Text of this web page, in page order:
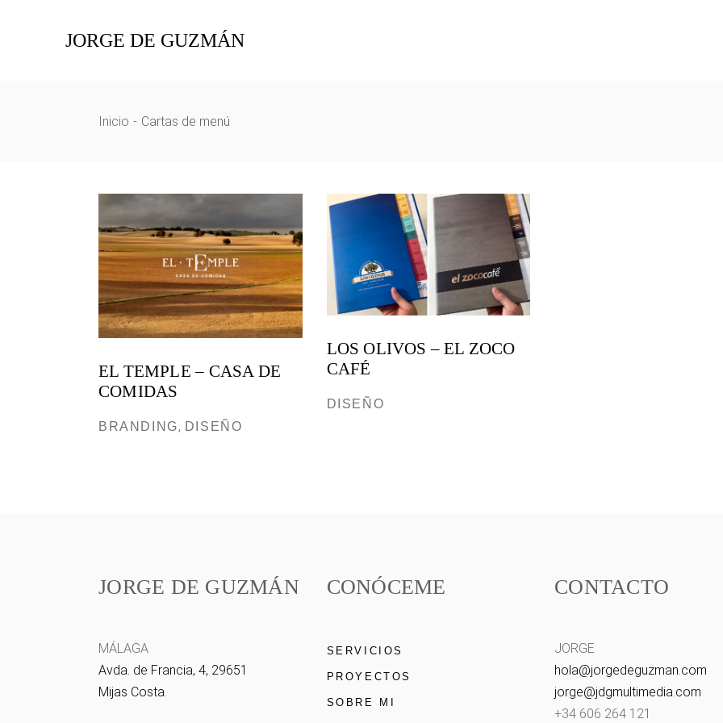
JORGE DE GUZMÁN
Inicio Cartas de menú
EL TEMPLE – CASA DE
COMIDAS
BRANDING DISEÑO
LOS OLIVOS – EL ZOCO
CAFÉ
DISEÑO
JORGE DE GUZMÁN
MÁLAGA
Avda. de Francia, 4, 29651
Mijas Costa.
CONÓCEME
SERVICIOS
PROYECTOS
SOBRE MI
CONTACTO
JORGE
hola@jorgedeguzman.com
jorge@jdgmultimedia.com
+34 606 264 121